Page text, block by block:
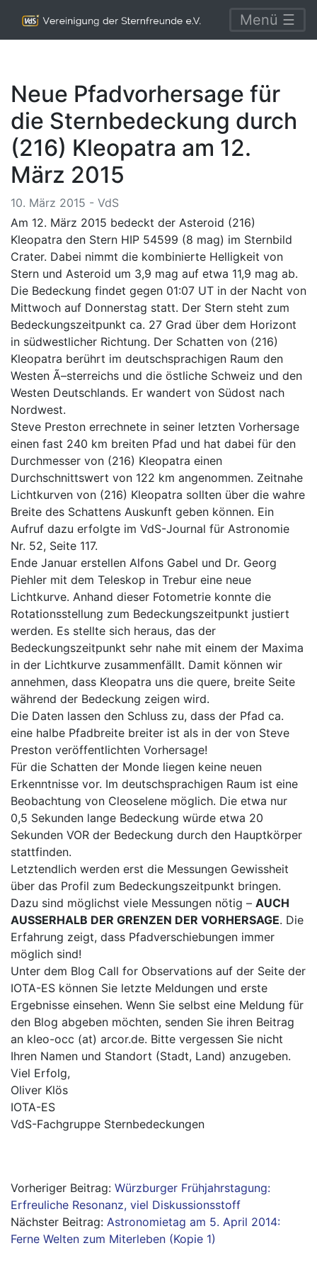
Menü ☰
Neue Pfadvorhersage für
die Sternbedeckung durch
(216) Kleopatra am 12.
März 2015
10. März 2015 - VdS
Am 12. März 2015 bedeckt der Asteroid (216)
Kleopatra den Stern HIP 54599 (8 mag) im Sternbild
Crater. Dabei nimmt die kombinierte Helligkeit von
Stern und Asteroid um 3,9 mag auf etwa 11,9 mag ab.
Die Bedeckung findet gegen 01:07 UT in der Nacht von
Mittwoch auf Donnerstag statt. Der Stern steht zum
Bedeckungszeitpunkt ca. 27 Grad über dem Horizont
in südwestlicher Richtung. Der Schatten von (216)
Kleopatra berührt im deutschsprachigen Raum den
Westen Ã–sterreichs und die östliche Schweiz und den
Westen Deutschlands. Er wandert von Südost nach
Nordwest.
Steve Preston errechnete in seiner letzten Vorhersage
einen fast 240 km breiten Pfad und hat dabei für den
Durchmesser von (216) Kleopatra einen
Durchschnittswert von 122 km angenommen. Zeitnahe
Lichtkurven von (216) Kleopatra sollten über die wahre
Breite des Schattens Auskunft geben können. Ein
Aufruf dazu erfolgte im VdS-Journal für Astronomie
Nr. 52, Seite 117.
Ende Januar erstellen Alfons Gabel und Dr. Georg
Piehler mit dem Teleskop in Trebur eine neue
Lichtkurve. Anhand dieser Fotometrie konnte die
Rotationsstellung zum Bedeckungszeitpunkt justiert
werden. Es stellte sich heraus, das der
Bedeckungszeitpunkt sehr nahe mit einem der Maxima
in der Lichtkurve zusammenfällt. Damit können wir
annehmen, dass Kleopatra uns die quere, breite Seite
während der Bedeckung zeigen wird.
Die Daten lassen den Schluss zu, dass der Pfad ca.
eine halbe Pfadbreite breiter ist als in der von Steve
Preston veröffentlichten Vorhersage!
Für die Schatten der Monde liegen keine neuen
Erkenntnisse vor. Im deutschsprachigen Raum ist eine
Beobachtung von Cleoselene möglich. Die etwa nur
0,5 Sekunden lange Bedeckung würde etwa 20
Sekunden VOR der Bedeckung durch den Hauptkörper
stattfinden.
Letztendlich werden erst die Messungen Gewissheit
über das Profil zum Bedeckungszeitpunkt bringen.
Dazu sind möglichst viele Messungen nötig – AUCH
AUSSERHALB DER GRENZEN DER VORHERSAGE. Die
Erfahrung zeigt, dass Pfadverschiebungen immer
möglich sind!
Unter dem Blog Call for Observations auf der Seite der
IOTA-ES können Sie letzte Meldungen und erste
Ergebnisse einsehen. Wenn Sie selbst eine Meldung für
den Blog abgeben möchten, senden Sie ihren Beitrag
an kleo-occ (at) arcor.de. Bitte vergessen Sie nicht
Ihren Namen und Standort (Stadt, Land) anzugeben.
Viel Erfolg,
Oliver Klös
IOTA-ES
VdS-Fachgruppe Sternbedeckungen
BeitragsnavigationWürzburger Frühjahrstagung:
Erfreuliche Resonanz, viel Diskussionsstoff
Astronomietag am 5. April 2014:
Ferne Welten zum Miterleben (Kopie 1)